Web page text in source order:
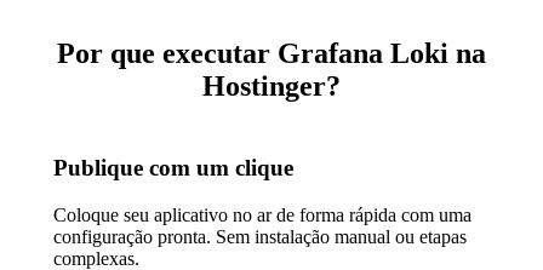
Por que executar Grafana Loki na
Hostinger?
Publique com um clique
Coloque seu aplicativo no ar de forma rápida com uma
configuração pronta. Sem instalação manual ou etapas
complexas.